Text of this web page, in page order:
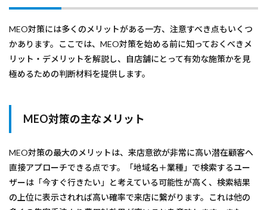
MEO対策には多くのメリットがある一方、注意すべき点もいくつ
かあります。ここでは、MEO対策を始める前に知っておくべきメ
リット・デメリットを解説し、自店舗にとって有効な施策かを見
極めるための判断材料を提供します。
MEO対策の主なメリット
MEO対策の最大のメリットは、来店意欲が非常に高い潜在顧客へ
直接アプローチできる点です。「地域名＋業種」で検索するユー
ザーは「今すぐ行きたい」と考えている可能性が高く、検索結果
の上位に表示されれば高い確率で来店に繋がります。これは他の